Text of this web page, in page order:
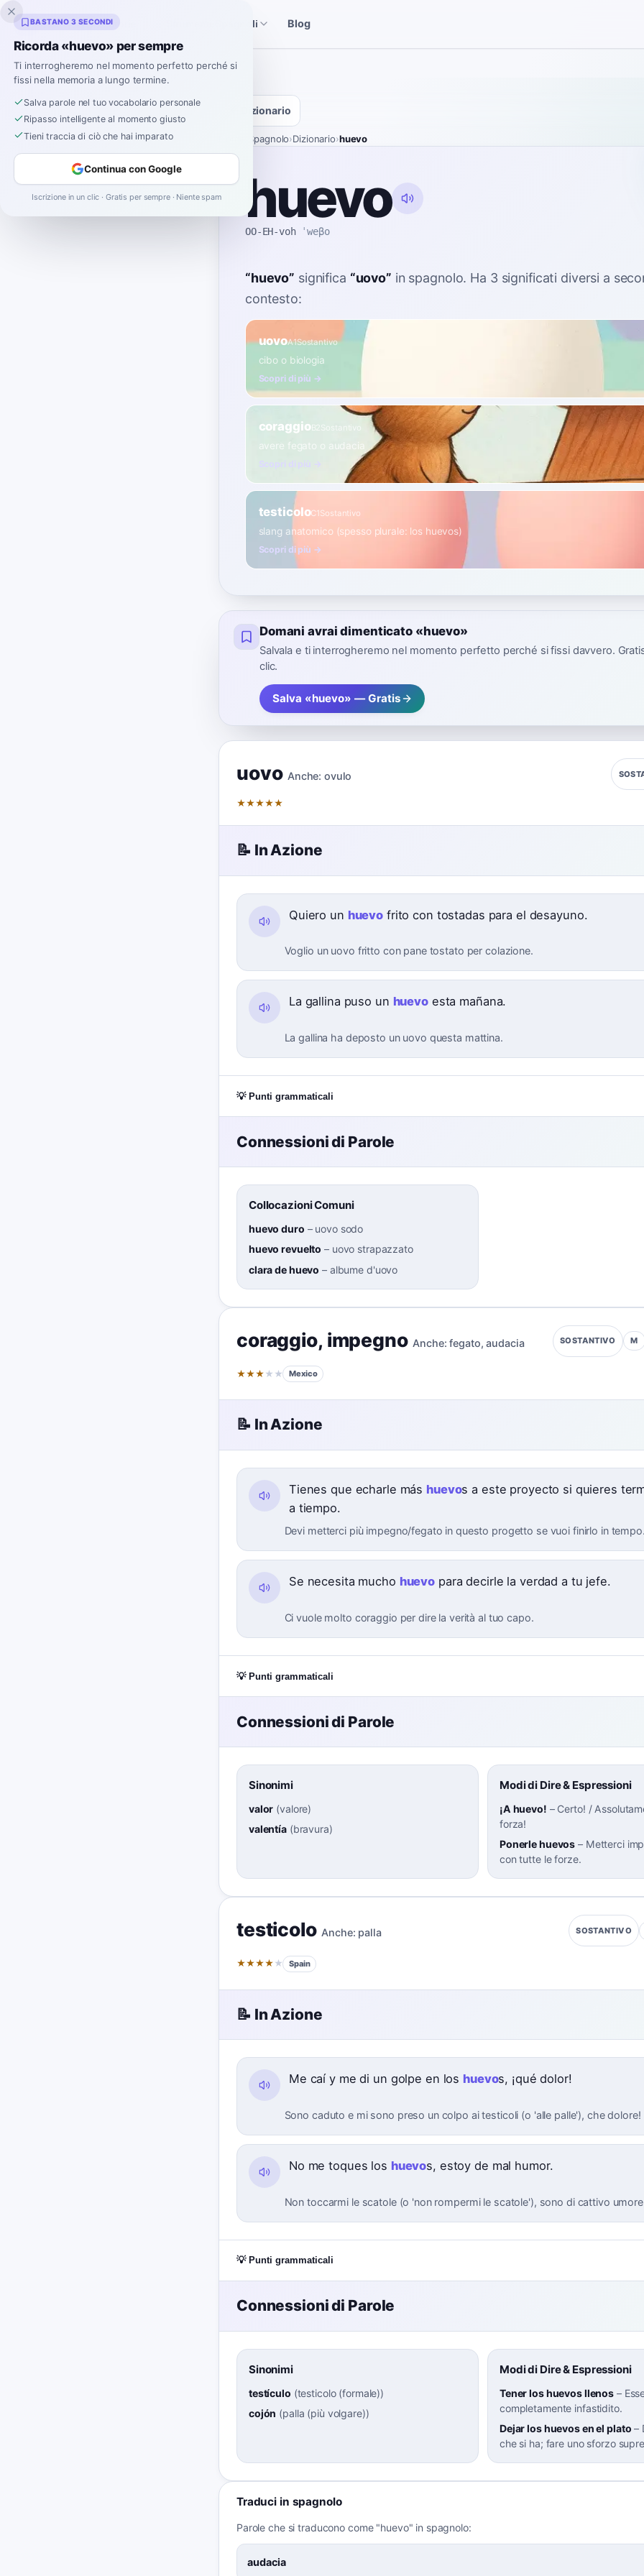
Inklingo Storie Strumenti Spagnoli Blog
Dizionario
Spagnolo›Dizionario›huevo
huevo
OO-EH-voh ˈweβo
“huevo” significa “uovo” in spagnolo. Ha 3 significati diversi a
contesto:
uovoA1Sostantivo
cibo o biologia
Scopri di più →
coraggioB2Sostantivo
avere fegato o audacia
Scopri di più →
testicoloC1Sostantivo
slang anatomico (spesso plurale: los huevos)
Scopri di più →
Domani avrai dimenticato «huevo»
Salvala e ti interrogheremo nel momento perfetto perché si fissi davvero.
clic.
Salva «huevo» — Gratis
uovo Anche: ovulo
★★★★★
📝 In Azione
Quiero un huevo frito con tostadas para el desayuno.
Voglio un uovo fritto con pane tostato per colazione.
La gallina puso un huevoesta mañana.
La gallina ha deposto un uovo questa mattina.
💡 Punti grammaticali
Connessioni di Parole
Collocazioni Comuni
huevo duro – uovo sodo
huevo revuelto – uovo strapazzato
clara de huevo – albume d'uovo
coraggio, impegno Anche: fegato,audacia SOSTANTIVO M
★★★ ★ ★ Mexico
📝 In Azione
Tienes que echarle más huevos a este proyecto si quieres
a tiempo.
Devi metterci più impegno/fegato in questo progetto se vuoi finirlo in
Se necesita mucho huevo para decirle la verdad a tu jefe.
Ci vuole molto coraggio per dire la verità al tuo capo.
💡 Punti grammaticali
Connessioni di Parole
Sinonimi
valor (valore)
valentía(bravura)
Modi di Dire & Espressioni
¡A huevo! – Certo! /
forza!
Ponerle huevos – Metterci
con tutte le forze.
testicolo Anche: palla SOSTANTIVO
★★★★ ★ Spain
📝 In Azione
Me caí y me di un golpe en los huevos, ¡qué dolor!
Sono caduto e mi sono preso un colpo ai testicoli (o 'alle palle'), che dolore!
No me toques los huevos, estoy de mal humor.
Non toccarmi le scatole (o 'non rompermi le scatole'), sono di cattivo
💡 Punti grammaticali
Connessioni di Parole
Sinonimi
testículo (testicolo (formale))
cojón (palla (più volgare))
Modi di Dire & Espressioni
Tener los huevos llenos –
completamente infastidito.
Dejar los huevos en el plato –
che si ha; fare uno sforzo
Traduci in spagnolo
Parole che si traducono come "huevo" in spagnolo:
audacia
BASTANO 3 SECONDI
Ricorda «huevo» per sempre
Ti interrogheremo nel momento perfetto perché si
fissi nella memoria a lungo termine.
Salva parole nel tuo vocabolario personale
Ripasso intelligente al momento giusto
Tieni traccia di ciò che hai imparato
Continua con Google
Iscrizione in un clic · Gratis per sempre · Niente spam